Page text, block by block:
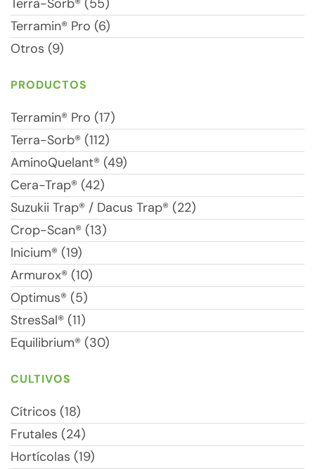
Terra-Sorb® (55)
Terramin® Pro (6)
Otros (9)
PRODUCTOS
Terramin® Pro (17)
Terra-Sorb® (112)
AminoQuelant® (49)
Cera-Trap® (42)
Suzukii Trap® / Dacus Trap® (22)
Crop-Scan® (13)
Inicium® (19)
Armurox® (10)
Optimus® (5)
StresSal® (11)
Equilibrium® (30)
CULTIVOS
Cítricos (18)
Frutales (24)
Hortícolas (19)